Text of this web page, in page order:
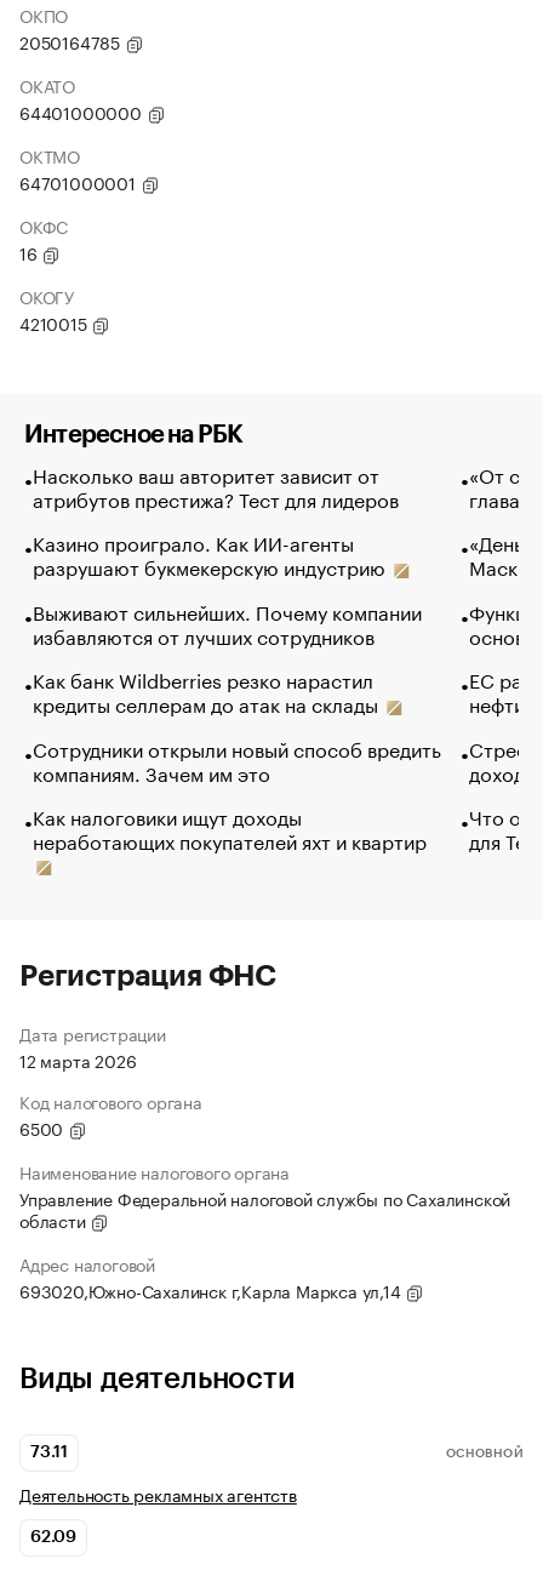
ОКПО
2050164785
ОКАТО
64401000000
ОКТМО
64701000001
ОКФС
16
ОКОГУ
4210015
Интересное на РБК
Насколько ваш авторитет зависит от
атрибутов престижа? Тест для лидеров
Казино проиграло. Как ИИ-агенты
разрушают букмекерскую индустрию
Выживают сильнейших. Почему компании
избавляются от лучших сотрудников
Как банк Wildberries резко нарастил
кредиты селлерам до атак на склады
Сотрудники открыли новый способ вредить
компаниям. Зачем им это
Как налоговики ищут доходы
неработающих покупателей яхт и квартир
«От
глава
Маск в
основ
ЕС
нефти
Что
для
Регистрация ФНС
Дата регистрации
12 марта 2026
Код налогового органа
6500
Наименование налогового органа
Управление Федеральной налоговой службы по Сахалинской
области
Адрес налоговой
693020,Южно-Сахалинск г,Карла Маркса ул,14
Виды деятельности
73.11 ОСНОВНОЙ
Деятельность рекламных агентств
62.09